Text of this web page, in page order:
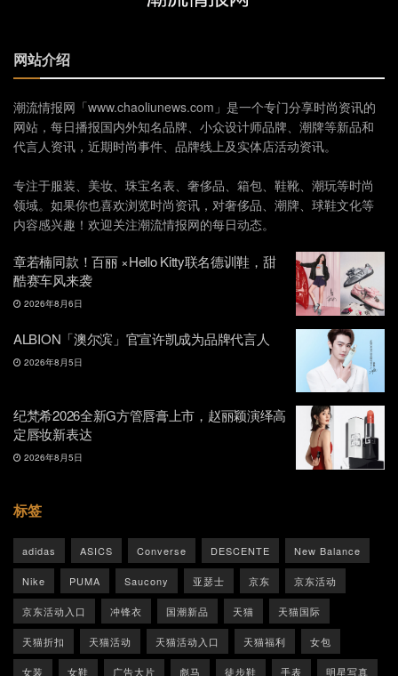
网站介绍
潮流情报网「www.chaoliunews.com」是一个专门分享时尚资讯的
网站，每日播报国内外知名品牌、小众设计师品牌、潮牌等新品和
代言人资讯，近期时尚事件、品牌线上及实体店活动资讯。
专注于服装、美妆、珠宝名表、奢侈品、箱包、鞋靴、潮玩等时尚
领域。如果你也喜欢浏览时尚资讯，对奢侈品、潮牌、球鞋文化等
内容感兴趣！欢迎关注潮流情报网的每日动态。
章若楠同款！百丽 ×Hello Kitty联名德训鞋，甜
酷赛车风来袭
2026年8月6日
ALBION「澳尔滨」官宣许凯成为品牌代言人
2026年8月5日
纪梵希2026全新G方管唇膏上市，赵丽颖演绎高
定唇妆新表达
2026年8月5日
标签
adidas ASICS Converse DESCENTE New Balance
Nike PUMA Saucony 亚瑟士 京东 京东活动
京东活动入口 冲锋衣 国潮新品 天猫 天猫国际
天猫折扣 天猫活动 天猫活动入口 天猫福利 女包
女装 女鞋 广告大片 彪马 徒步鞋 手表 明星写真